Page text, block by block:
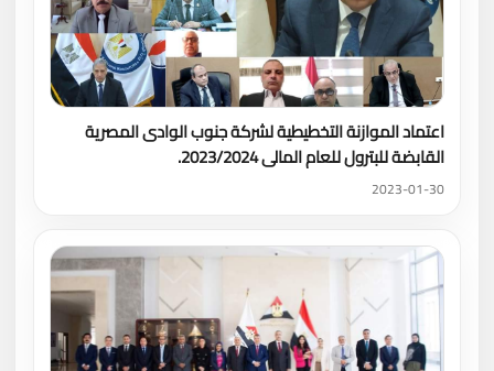
اعتماد الموازنة التخطيطية لشركة جنوب الوادى المصرية
القابضة للبترول للعام المالى 2023/2024.
2023-01-30